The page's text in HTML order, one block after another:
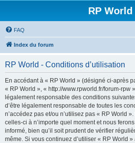
RP World
FAQ
Index du forum
RP World - Conditions d’utilisation
En accédant à « RP World » (désigné ci-après
« RP World », « http://www.rpworld.fr/forum-rpw
légalement responsable des conditions
d’être légalement responsable de toutes les
n’accédez pas et/ou n’utilisez pas « RP World
celles-ci à n’importe quel moment et nous
informé, bien qu’il soit prudent de vérifier
même. Si vous continuez d’utiliser « RP World